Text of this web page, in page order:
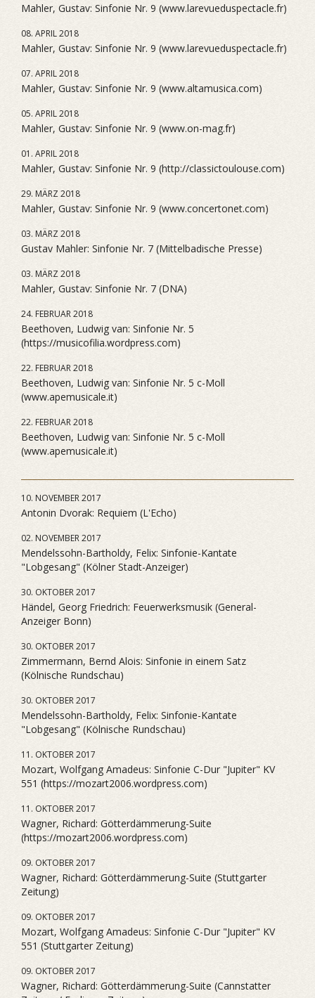
Mahler, Gustav: Sinfonie Nr. 9 (www.larevueduspectacle.fr)
08. APRIL 2018
Mahler, Gustav: Sinfonie Nr. 9 (www.larevueduspectacle.fr)
07. APRIL 2018
Mahler, Gustav: Sinfonie Nr. 9 (www.altamusica.com)
05. APRIL 2018
Mahler, Gustav: Sinfonie Nr. 9 (www.on-mag.fr)
01. APRIL 2018
Mahler, Gustav: Sinfonie Nr. 9 (http://classictoulouse.com)
29. MÄRZ 2018
Mahler, Gustav: Sinfonie Nr. 9 (www.concertonet.com)
03. MÄRZ 2018
Gustav Mahler: Sinfonie Nr. 7 (Mittelbadische Presse)
03. MÄRZ 2018
Mahler, Gustav: Sinfonie Nr. 7 (DNA)
24. FEBRUAR 2018
Beethoven, Ludwig van: Sinfonie Nr. 5
(https://musicofilia.wordpress.com)
22. FEBRUAR 2018
Beethoven, Ludwig van: Sinfonie Nr. 5 c-Moll
(www.apemusicale.it)
22. FEBRUAR 2018
Beethoven, Ludwig van: Sinfonie Nr. 5 c-Moll
(www.apemusicale.it)
10. NOVEMBER 2017
Antonin Dvorak: Requiem (L'Echo)
02. NOVEMBER 2017
Mendelssohn-Bartholdy, Felix: Sinfonie-Kantate
"Lobgesang" (Kölner Stadt-Anzeiger)
30. OKTOBER 2017
Händel, Georg Friedrich: Feuerwerksmusik (General-
Anzeiger Bonn)
30. OKTOBER 2017
Zimmermann, Bernd Alois: Sinfonie in einem Satz
(Kölnische Rundschau)
30. OKTOBER 2017
Mendelssohn-Bartholdy, Felix: Sinfonie-Kantate
"Lobgesang" (Kölnische Rundschau)
11. OKTOBER 2017
Mozart, Wolfgang Amadeus: Sinfonie C-Dur "Jupiter" KV
551 (https://mozart2006.wordpress.com)
11. OKTOBER 2017
Wagner, Richard: Götterdämmerung-Suite
(https://mozart2006.wordpress.com)
09. OKTOBER 2017
Wagner, Richard: Götterdämmerung-Suite (Stuttgarter
Zeitung)
09. OKTOBER 2017
Mozart, Wolfgang Amadeus: Sinfonie C-Dur "Jupiter" KV
551 (Stuttgarter Zeitung)
09. OKTOBER 2017
Wagner, Richard: Götterdämmerung-Suite (Cannstatter